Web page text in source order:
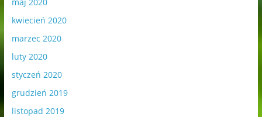
kwiecień 2020
marzec 2020
luty 2020
styczeń 2020
grudzień 2019
listopad 2019